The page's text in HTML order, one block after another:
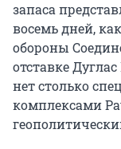
запаса
восемь дней,
обороны
отставке
нет столько
комплексами